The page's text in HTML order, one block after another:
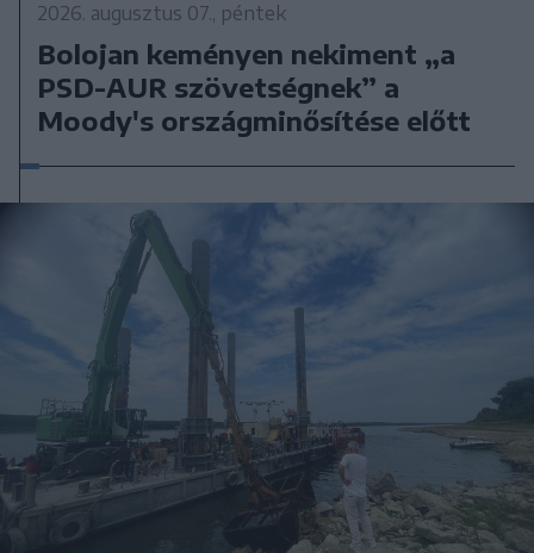
2026. augusztus 07., péntek
Bolojan keményen nekiment „a
PSD-AUR szövetségnek” a
Moody's országminősítése előtt